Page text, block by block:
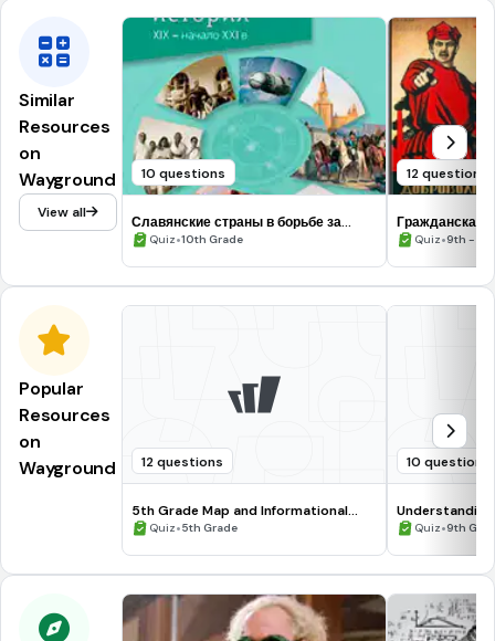
Similar
Resources
on
Wayground
View all
10 questions
Славянские страны в борьбе за
национальное освобождение
Quiz•10th Grade
12 questions
Гражданская
Quiz•9th -
Popular
Resources
on
Wayground
12 questions
5th Grade Map and Informational
Processing Skills
Quiz•5th Grade
10 questions
Quiz•9th